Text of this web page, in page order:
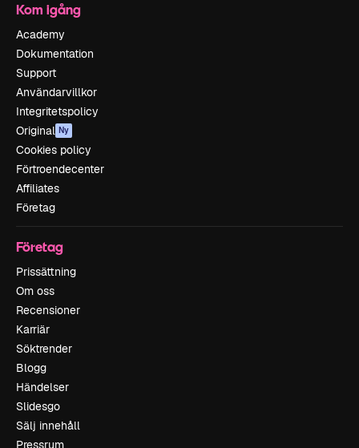
Kom igång
Academy
Dokumentation
Support
Användarvillkor
Integritetspolicy
Original Ny
Cookies policy
Förtroendecenter
Affiliates
Företag
Företag
Prissättning
Om oss
Recensioner
Karriär
Söktrender
Blogg
Händelser
Slidesgo
Sälj innehåll
Pressrum